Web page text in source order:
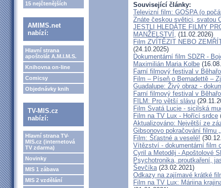
15 nejčtenějších
AMIMS.net
nabízí:
Hlavní strana
apoštolát A.M.I.M.S.
Knihovna on-line
Comicsy
Objednávky knih
TV-MIS.cz
nabízí:
Hlavní strana TV-
MIS.cz (internetová
TV zdarma)
Novinky
MIS 1 zábava
MIS 2 vzdělání
Související články:
Televizní film: GOSPA (o
Znáte českou světici, svatou
JESTLI HLEDÁTE FILMY
MANŽELSTVÍ, (11.02.2026)
Film ZVÍTĚZIT NEBO
(24.10.2025)
Dokumentární film SDZR -
Maximilián Maria Kolbe
Farní filmový festival v
Film – Píseň o Bernadettě –
Guadalupe: Živý obraz -
Farní filmový festival v
FILM: Pro větší slávu
Film Svatá Lucie - sicilská
Film na TV Lux - Hořící srdce
Aktualizováno: Největší ze
Gibsonovo pokračování filmu
Film: Šťastné a veselé!
Vítězství - dokumentární film
Cyril a Metoděj - Apoštolové
Psychotronika, proutkaření,
Ševčíka(23.02.2021)
Odkazy na zajímavé krátké
Film na TV Lux: Máriina